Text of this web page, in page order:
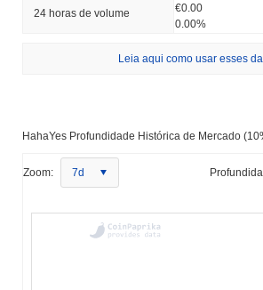
24 horas de volume
€0.00
0.00%
Leia aqui como usar esses
HahaYes Profundidade Histórica de Mercado
Zoom: 7d